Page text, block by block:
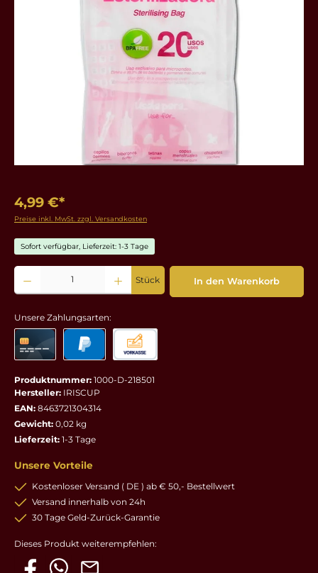
4,99 €*
Preise inkl. MwSt. zzgl. Versandkosten
Sofort verfügbar, Lieferzeit: 1-3 Tage
Produkt Anzahl: Gib den gewünschten Wert ein oder benutze die Schaltflächen um
Stück In den Warenkorb
Unsere Zahlungsarten:
Produktnummer: 1000-D-218501
Hersteller: IRISCUP
EAN: 8463721304314
Gewicht: 0,02 kg
Lieferzeit: 1-3 Tage
Unsere Vorteile
Kostenloser Versand ( DE ) ab € 50,- Bestellwert
Versand innerhalb von 24h
30 Tage Geld-Zurück-Garantie
Dieses Produkt weiterempfehlen: